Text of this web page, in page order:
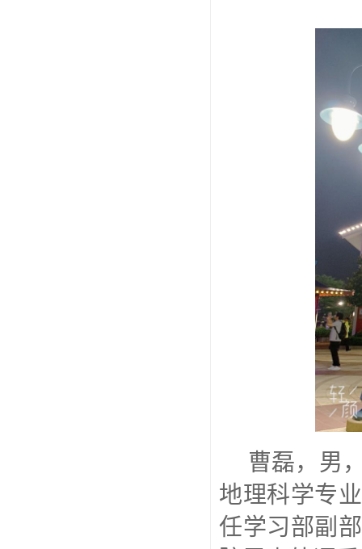
曹磊，男
地理科学专
任学习部副